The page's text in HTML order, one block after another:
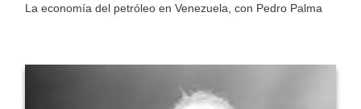
La economía del petróleo en Venezuela, con Pedro Palma